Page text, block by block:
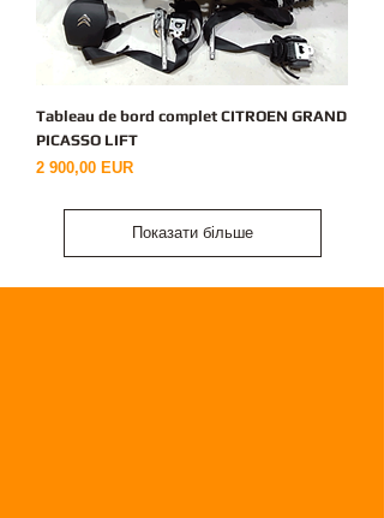
Tableau de bord complet CITROEN GRAND
PICASSO LIFT
Ціна
2 900,00 EUR
Показати більше